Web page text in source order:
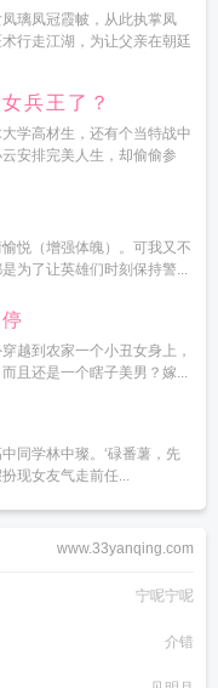
璃凤冠霞帔，从此执掌凤
行走江湖，为让父亲在朝廷
兵王了？
学高材生，还有个当特战中
安排完美人生，却偷偷参
悦（增强体魄）。可我又不
为了让英雄们时刻保持警...
越到农家一个小丑女身上，
且还是一个瞎子美男？嫁...
同学林中璨。‘碌番薯，先
现女友气走前任...
www.33yanqing.com
宁呢宁呢
介错